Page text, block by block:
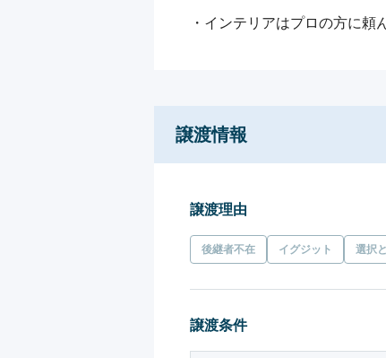
・インテリアはプロの方に頼
譲渡情報
譲渡理由
後継者不在 イグジット 選択
譲渡条件